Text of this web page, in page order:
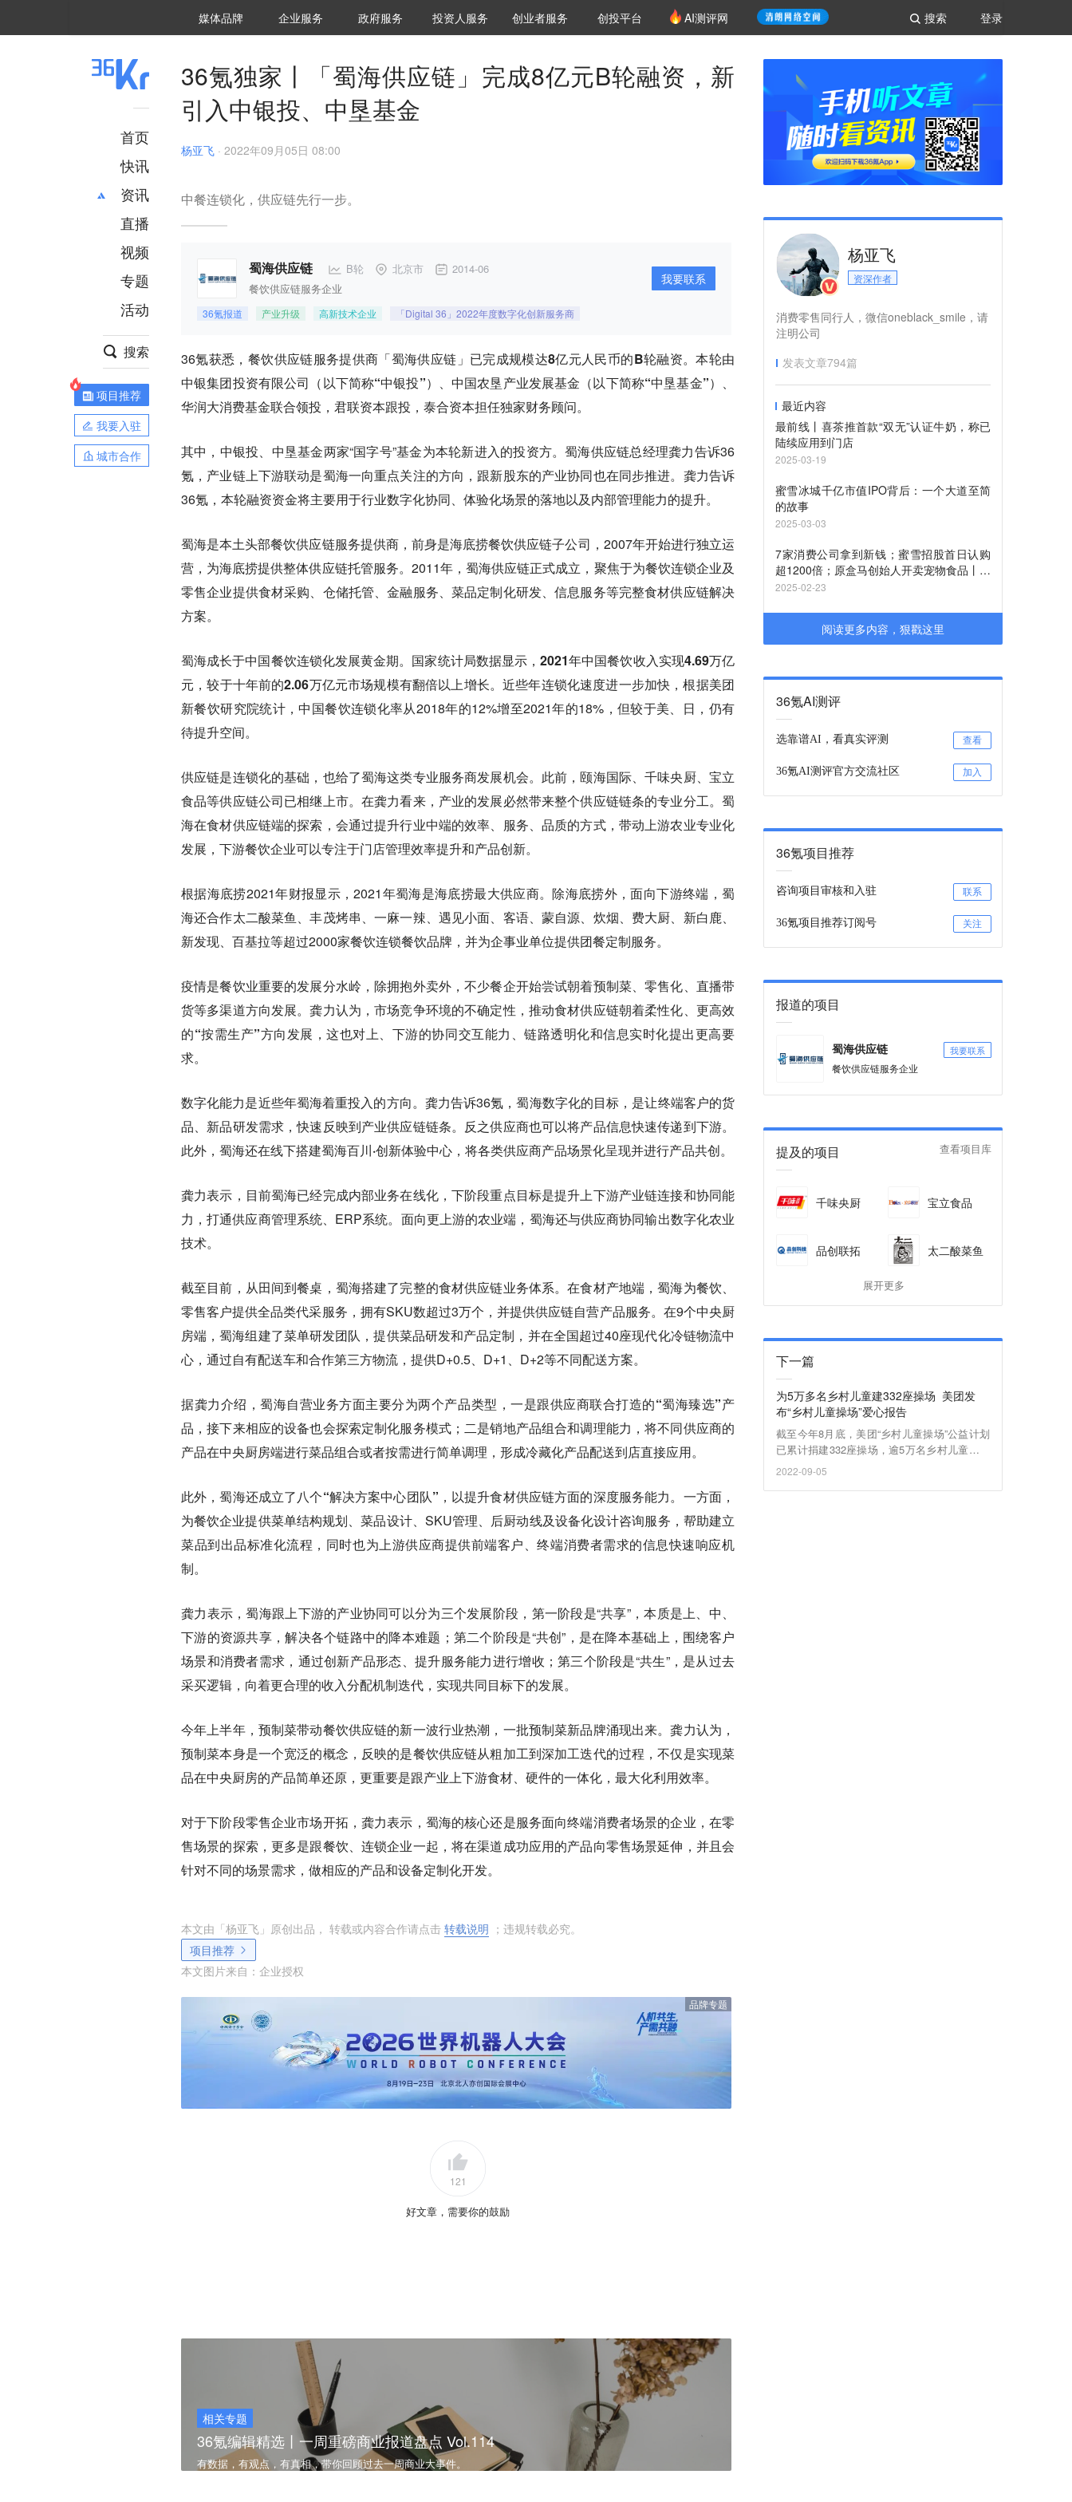
登录
搜索
媒体品牌 36Kr研究院
企业服务 城市之窗
政府服务 VClub投资机构库
投资机构职位推介
投资人服务 创投氪堂
创业者服务 创投平台 AI测评网
首页
快讯
资讯
推荐
财经
项目推荐
安徽
直播
视频
专题
活动
搜索
项目推荐
我要入驻
城市合作
36氪独家丨「蜀海供应链」完成8亿元B轮融资，新
引入中银投、中垦基金
杨亚飞 · 2022年09月05日 08:00
中餐连锁化，供应链先行一步。
蜀海供应链 B轮 北京市 2014-06
餐饮供应链服务企业
36氪报道 产业升级 高新技术企业 「Digital 36」2022年度数字化创新服务商
我要联系
36氪获悉，餐饮供应链服务提供商「蜀海供应链」已完成规模达8亿元人民币的B轮融资。本轮由
中银集团投资有限公司（以下简称“中银投”）、中国农垦产业发展基金（以下简称“中垦基金”）、
华润大消费基金联合领投，君联资本跟投，泰合资本担任独家财务顾问。
其中，中银投、中垦基金两家“国字号”基金为本轮新进入的投资方。蜀海供应链总经理龚力告诉36
氪，产业链上下游联动是蜀海一向重点关注的方向，跟新股东的产业协同也在同步推进。龚力告诉
36氪，本轮融资资金将主要用于行业数字化协同、体验化场景的落地以及内部管理能力的提升。
蜀海是本土头部餐饮供应链服务提供商，前身是海底捞餐饮供应链子公司，2007年开始进行独立运
营，为海底捞提供整体供应链托管服务。2011年，蜀海供应链正式成立，聚焦于为餐饮连锁企业及
零售企业提供食材采购、仓储托管、金融服务、菜品定制化研发、信息服务等完整食材供应链解决
方案。
蜀海成长于中国餐饮连锁化发展黄金期。国家统计局数据显示，2021年中国餐饮收入实现4.69万亿
元，较于十年前的2.06万亿元市场规模有翻倍以上增长。近些年连锁化速度进一步加快，根据美团
新餐饮研究院统计，中国餐饮连锁化率从2018年的12%增至2021年的18%，但较于美、日，仍有
待提升空间。
供应链是连锁化的基础，也给了蜀海这类专业服务商发展机会。此前，颐海国际、千味央厨、宝立
食品等供应链公司已相继上市。在龚力看来， 产业的发展必然带来整个供应链链条的专业分工。蜀
海在食材供应链端的探索，会通过提升行业中端的效率、服务、品质的方式，带动上游农业专业化
发展，下游餐饮企业可以专注于门店管理效率提升和产品创新。
根据海底捞2021年财报显示，2021年蜀海是海底捞最大供应商。除海底捞外，面向下游终端，蜀
海还合作太二酸菜鱼、丰茂烤串、一麻一辣、遇见小面、客语、蒙自源、炊烟、费大厨、新白鹿、
新发现、百基拉等超过2000家餐饮连锁餐饮品牌，并为企事业单位提供团餐定制服务。
疫情是餐饮业重要的发展分水岭，除拥抱外卖外，不少餐企开始尝试朝着预制菜、零售化、直播带
货等多渠道方向发展。龚力认为，市场竞争环境的不确定性，推动食材供应链朝着柔性化、更高效
的“按需生产”方向发展 ，这也对上、下游的协同交互能力、链路透明化和信息实时化提出更高要
求。
数字化能力是近些年蜀海着重投入的方向。 龚力告诉36氪，蜀海数字化的目标，是让终端客户的货
品、新品研发需求，快速反映到产业供应链链条。反之供应商也可以将产品信息快速传递到下游。
此外，蜀海还在线下搭建蜀海百川·创新体验中心 ，将各类供应商产品场景化呈现并进行产品共创。
龚力表示，目前蜀海已经完成内部业务在线化，下阶段重点目标是提升上下游产业链连接和协同能
力，打通供应商管理系统、ERP系统。面向更上游的农业端，蜀海还与供应商协同输出数字化农业
技术。
截至目前，从田间到餐桌，蜀海搭建了完整的食材供应链业务体系。在食材产地端，蜀海为餐饮、
零售客户提供全品类代采服务，拥有SKU数超过3万个，并提供供应链自营产品服务。在9个中央厨
房端，蜀海组建了菜单研发团队，提供菜品研发和产品定制，并在全国超过40座现代化冷链物流中
心，通过自有配送车和合作第三方物流，提供D+0.5、D+1、D+2等不同配送方案。
据龚力介绍，蜀海自营业务方面主要分为两个产品类型，一是跟供应商联合打造的“蜀海臻选”产
品 ，接下来相应的设备也会探索定制化服务模式；二是销地产品组合和调理能力 ，将不同供应商的
产品在中央厨房端进行菜品组合或者按需进行简单调理，形成冷藏化产品配送到店直接应用。
此外，蜀海还成立了八个“解决方案中心团队”， 以提升食材供应链方面的深度服务能力。一方面，
为餐饮企业提供菜单结构规划、菜品设计、SKU管理、后厨动线及设备化设计咨询服务，帮助建立
菜品到出品标准化流程，同时也为上游供应商提供前端客户、终端消费者需求的信息快速响应机
制。
龚力表示，蜀海跟上下游的产业协同可以分为三个发展阶段，第一阶段是“共享”，本质是上、中、
下游的资源共享，解决各个链路中的降本难题；第二个阶段是“共创”，是在降本基础上，围绕客户
场景和消费者需求，通过创新产品形态、提升服务能力进行增收；第三个阶段是“共生”，是从过去
采买逻辑，向着更合理的收入分配机制迭代，实现共同目标下的发展。
今年上半年，预制菜带动餐饮供应链的新一波行业热潮，一批预制菜新品牌涌现出来。龚力认为，
预制菜本身是一个宽泛的概念，反映的是餐饮供应链从粗加工到深加工迭代的过程，不仅是实现菜
品在中央厨房的产品简单还原，更重要是跟产业上下游食材、硬件的一体化，最大化利用效率。
对于下阶段零售企业市场开拓，龚力表示，蜀海的核心还是服务面向终端消费者场景的企业，在零
售场景的探索，更多是跟餐饮、连锁企业一起，将在渠道成功应用的产品向零售场景延伸，并且会
针对不同的场景需求，做相应的产品和设备定制化开发。
本文由「杨亚飞 」原创出品， 转载或内容合作请点击 转载说明 ；违规转载必究。
项目推荐
本文图片来自： 企业授权
品牌专题
121
好文章，需要你的鼓励
相关专题
36氪编辑精选丨一周重磅商业报道盘点 Vol.114
有数据，有观点，有真相，带你回顾过去一周商业大事件。
杨亚飞
资深作者
消费零售同行人，微信oneblack_smile，请
注明公司
发表文章794篇
最近内容
最前线丨喜茶推首款“双无”认证牛奶，称已
陆续应用到门店
2025-03-19
蜜雪冰城千亿市值IPO背后：一个大道至简
的故事
2025-03-03
7家消费公司拿到新钱；蜜雪招股首日认购
超1200倍；原盒马创始人开卖宠物食品丨创
投大视野
2025-02-23
阅读更多内容，狠戳这里
36氪AI测评
选靠谱AI，看真实评测 查看
36氪AI测评官方交流社区 加入
36氪项目推荐
咨询项目审核和入驻 联系
36氪项目推荐订阅号 关注
报道的项目
蜀海供应链 我要联系
餐饮供应链服务企业
提及的项目 查看项目库
千味央厨 宝立食品
品创联拓 太二酸菜鱼
展开更多
下一篇
为5万多名乡村儿童建332座操场 美团发
布“乡村儿童操场”爱心报告
截至今年8月底，美团“乡村儿童操场”公益计划
已累计捐建332座操场，逾5万名乡村儿童直接
受益。
2022-09-05